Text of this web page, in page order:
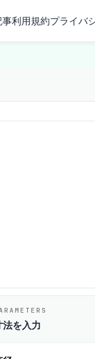
事利用規約プライバ
法を入力